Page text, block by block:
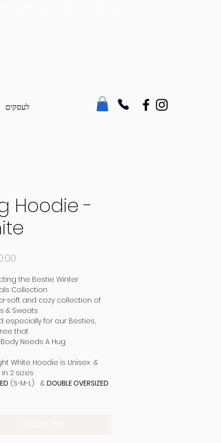
לעסקים
Hoodie -
the Bestie Winter
Collection,
soft and cozy collection of
& Sweats,
especially for our Besties,
that
Needs A Hug :)
White Hoodie is Unisex &
2 sizes,
(S-M-L) & DOUBLE OVERSIZED